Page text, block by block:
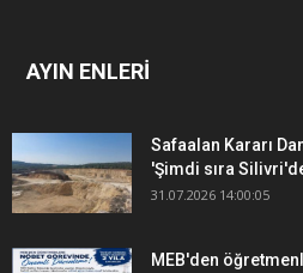
AYIN ENLERİ
Safaalan Kararı
'Şimdi sıra
31.07.2026 14:00:05
MEB'den